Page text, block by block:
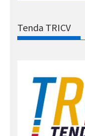
Tenda TRICV